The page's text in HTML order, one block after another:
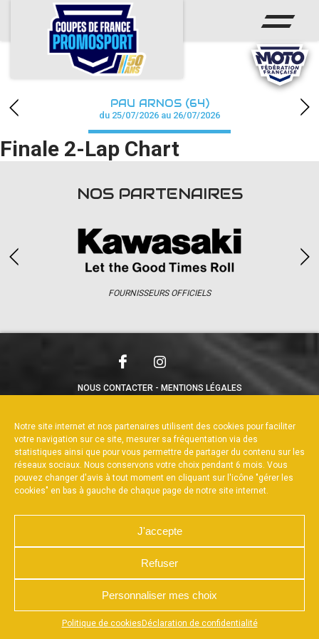
Notre site internet et nos partenaires utilisent des cookies pour faciliter
votre navigation sur ce site, mesurer sa fréquentation via des
statistiques ainsi que pour vous permettre de partager du contenu sur les
réseaux sociaux. Nous conservons votre choix pendant 6 mois. Vous
pouvez changer d'avis à tout moment en cliquant sur l'icône "gérer les
cookies" en bas à gauche de chaque page de notre site internet.
J'accepte
Refuser
Personnaliser mes choix
Politique de cookies Déclaration de confidentialité
Appuyez sur le bouton partager en bas de votre
ACCUEIL
ACTUS
CALENDRIER
CHAMPIONNAT
RÉSULTATS
accéder à la billetterie
PAU ARNOS (64)
du 25/07/2026 au 26/07/2026
Finale 2-Lap Chart
NOS PARTENAIRES
FOURNISSEURS OFFICIELS
NOUS CONTACTER
MENTIONS LÉGALES
RÉALISÉ PAR L’AGENCE WEB A3WEB